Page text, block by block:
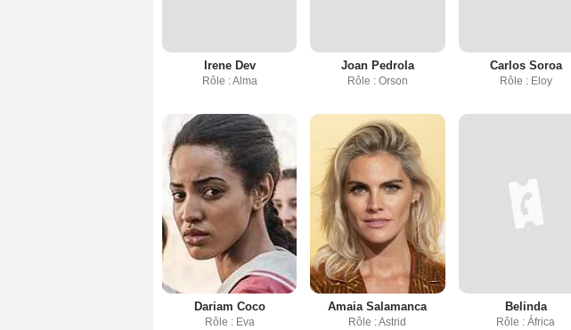
Irene Dev
Rôle : Alma
Joan Pedrola
Rôle : Orson
Carlos Soroa
Rôle : Eloy
Dariam Coco
Rôle : Eva
Amaia Salamanca
Rôle : Astrid
Belinda
Rôle : África